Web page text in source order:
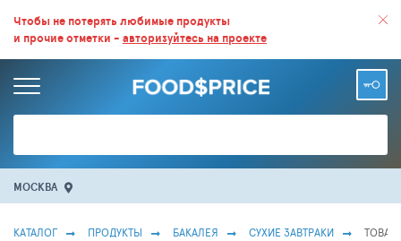
ВСЕ СКИДКИ И ВЫГОДНЫЕ ЦЕНЫ НА ПРОДУКТЫ В МАГАЗИНАХ.
БОЛЬШЕ 100 000 ТОВАРОВ. ЕЖЕДНЕВНОЕ ОБНОВЛЕНИЕ ЦЕН.
Чтобы не потерять любимые продукты
и прочие отметки - авторизуйтесь на проекте
МОСКВА
КАТАЛОГ ПРОДУКТЫ БАКАЛЕЯ СУХИЕ ЗАВТРАКИ ТОВАР